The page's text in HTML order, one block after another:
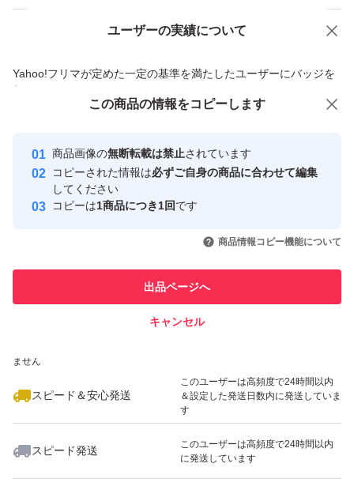
ユーザーの実績について
Yahoo!フリマが定めた一定の基準を満たしたユーザーにバッジを
付与しています
安心取引出品者
心・安全なユーザーです
取引実績
引を完了させた実績があります
での取引実績があります
ません
スピード＆安心発送
このユーザーは高頻度で24時間以内
＆設定した発送日数内に発送していま
す
スピード発送
このユーザーは高頻度で24時間以内
に発送しています
価格の相談 商品への質問
この商品の情報をコピーします
商品画像の無断転載は禁止されています
コピーされた情報は必ずご自身の商品に合わせて編集
してください
コピーは1商品につき1回です
商品情報コピー機能について
出品ページへ
キャンセル
この商品をみている人にオススメ
いいね！
7,000